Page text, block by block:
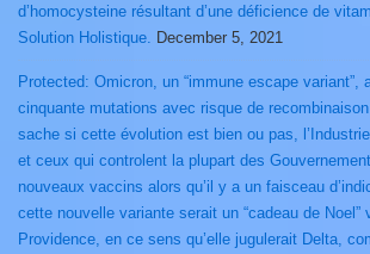
d’homocysteine résultant d’une déficience de
Solution Holistique. December 5, 2021
Protected: Omicron, un “immune escape variant”, aurait plus de
cinquante mutations avec risque de
sache si cette évolution est bien ou pas,
et ceux qui controlent la plupart des
nouveaux vaccins alors qu’il y a un faisceau
cette nouvelle variante serait un “cadeau de Noel”
Providence, en ce sens qu’elle jugulerait Delta,